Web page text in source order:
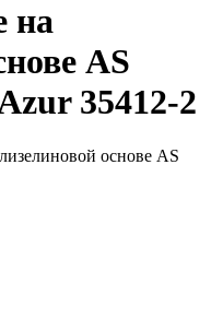
на
AS
35412-2